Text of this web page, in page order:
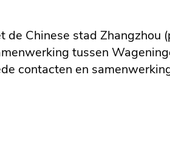
Chinese stad Zhangzhou
tussen
contacten en